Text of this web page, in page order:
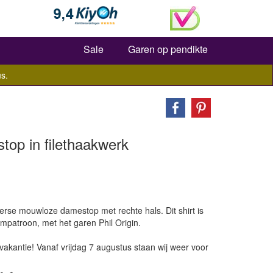
Zoeken
Sale Garen op pendikte
in filethaakwerk
mouwloze damestop met rechte hals. Dit shirt is
met het garen Phil Origin.
Vanaf vrijdag 7 augustus staan wij weer voor